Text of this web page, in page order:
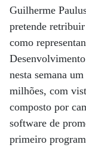
Guilherme
pretende
como
nesta semana
milhões, com
composto por
software de
primeiro